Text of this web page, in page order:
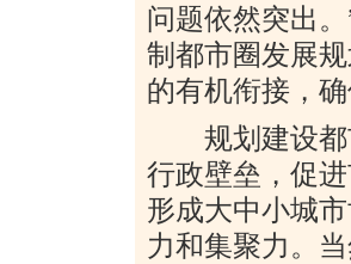
问题依然突出。
制都市圈发展
的有机衔接，
规划建设都
行政壁垒，促
形成大中小城
力和集聚力。